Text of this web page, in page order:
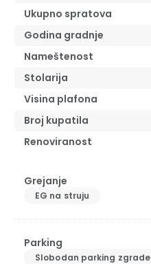
Ukupno spratova
Godina gradnje
Nameštenost
Stolarija
Visina plafona
Broj kupatila
Renoviranost
Grejanje
EG na struju
Parking
Slobodan parking zgrade